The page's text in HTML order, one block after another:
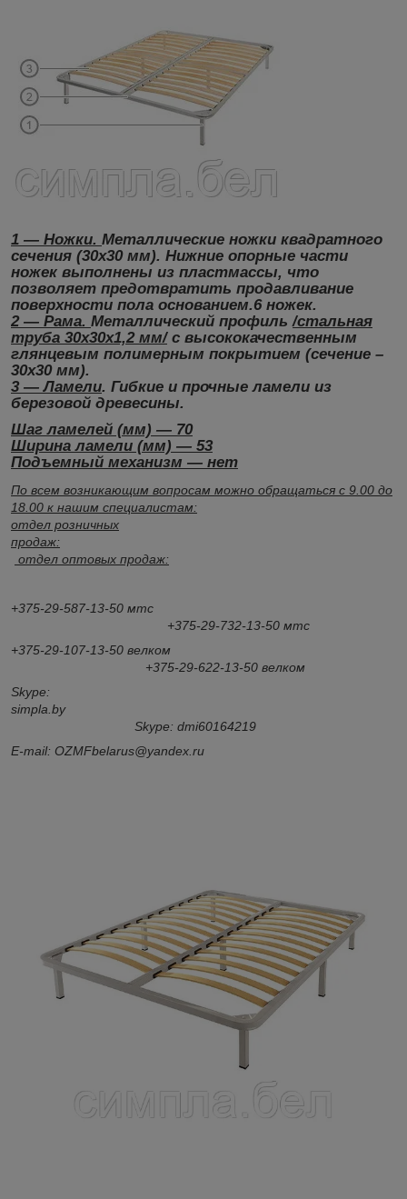
1 ― Ножки. Металлические ножки квадратного
сечения (30x30 мм). Нижние опорные части
ножек выполнены из пластмассы, что
позволяет предотвратить продавливание
поверхности пола основанием.6 ножек.
2 ― Рама. Металлический профиль /стальная
труба 30х30х1,2 мм/с высококачественным
глянцевым полимерным покрытием (сечение –
30х30 мм).
3 ― Ламели. Гибкие и прочные ламели из
березовой древесины.
Шаг ламелей (мм) ― 70
Ширина ламели (мм) ― 53
Подъемный механизм ― нет
По всем возникающим вопросам можно обращаться с 9.00 до
18.00 к нашим специалистам:​
отдел розничных
продаж:
отдел оптовых продаж:
+375-29-587-13-50 мтс
+375-29-732-13-50 мтс
+375-29-107-13-50 велком
+375-29-622-13-50 велком
Skype:
simpla.by
Skype: dmi60164219
E-mail: OZMFbelarus@yandex.ru